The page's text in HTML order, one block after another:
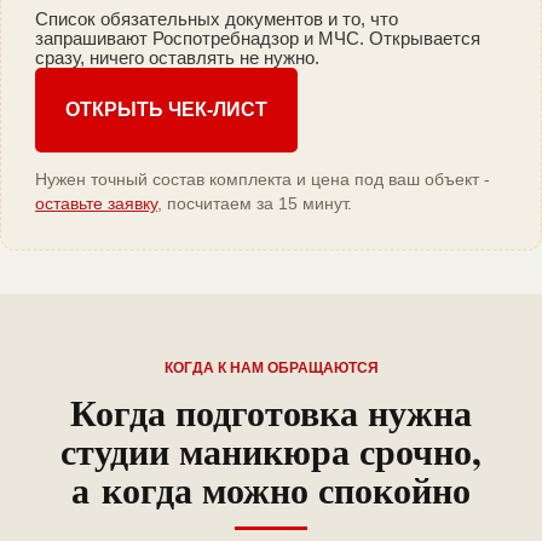
Список обязательных документов и то, что
запрашивают Роспотребнадзор и МЧС. Открывается
сразу, ничего оставлять не нужно.
ОТКРЫТЬ ЧЕК-ЛИСТ
Нужен точный состав комплекта и цена под ваш объект -
оставьте заявку, посчитаем за 15 минут.
КОГДА К НАМ ОБРАЩАЮТСЯ
Когда подготовка нужна
студии маникюра срочно,
а когда можно спокойно